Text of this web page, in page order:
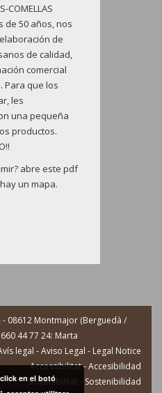
COMELLAS
de 50 años, nos
de
de calidad,
comercial
Para que los
les
una pequeña
productos.
abre este pdf
un mapa.
- 08612 Montmajor (Berguedà /
44 77 24: Marta
legal - Aviso Legal - Legal Notice
Accessibilitat - Accesibilidad
Sostenibilitat - Sostenibilidad
en el botó